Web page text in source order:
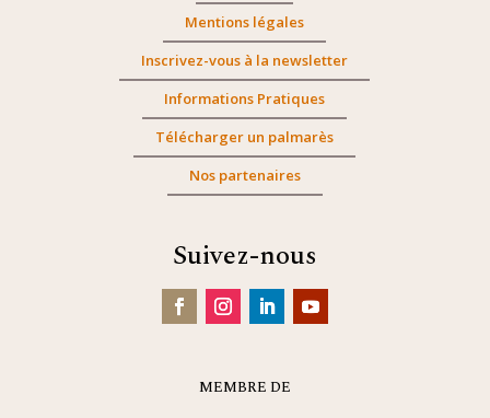
Mentions légales
Inscrivez-vous à la newsletter
Informations Pratiques
Télécharger un palmarès
Nos partenaires
Suivez-nous
MEMBRE DE